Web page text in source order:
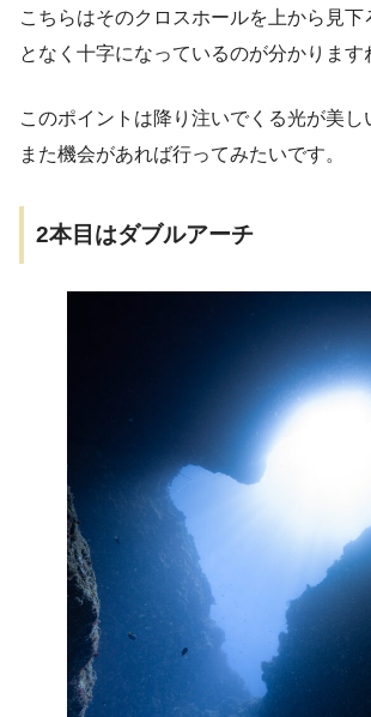
こちらはそのクロスホールを上から見下
となく十字になっているのが分かります
このポイントは降り注いでくる光が美し
また機会があれば行ってみたいです。
2本目はダブルアーチ